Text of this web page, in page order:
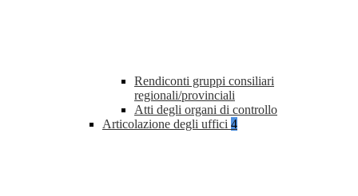
Rendiconti gruppi consiliari
regionali/provinciali
Atti degli organi di controllo
Articolazione degli uffici 4